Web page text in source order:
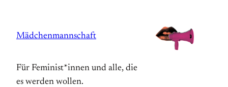
springen
Mädchenmannschaft
Für Feminist*innen und alle, die
es werden wollen.